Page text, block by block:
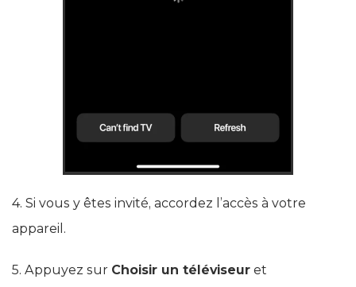
4. Si vous y êtes invité, accordez l’accès à votre
appareil.
5. Appuyez sur Choisir un téléviseur et